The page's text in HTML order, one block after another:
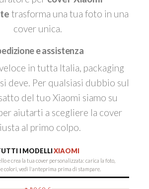
trasforma una tua foto in una
cover unica.
e assistenza
in tutta Italia, packaging
deve. Per qualsiasi dubbio sul
del tuo Xiaomi siamo su
aiutarti a scegliere la cover
al primo colpo.
I MODELLIXIAOMI
e crea la tua cover personalizzata: carica la foto,
colori, vedi l'anteprima prima di stampare.